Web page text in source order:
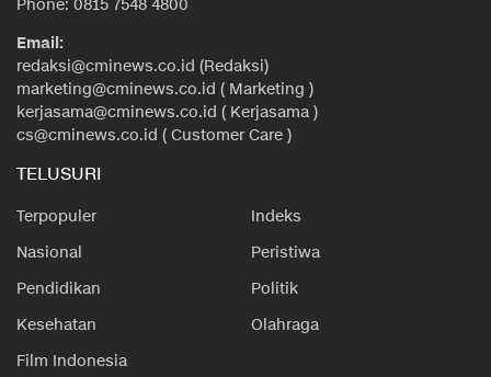
Phone: 0815 7548 4800
Email:
redaksi@cminews.co.id (Redaksi)
marketing@cminews.co.id ( Marketing )
kerjasama@cminews.co.id ( Kerjasama )
cs@cminews.co.id ( Customer Care )
TELUSURI
Terpopuler
Indeks
Nasional
Peristiwa
Pendidikan
Politik
Kesehatan
Olahraga
Film Indonesia